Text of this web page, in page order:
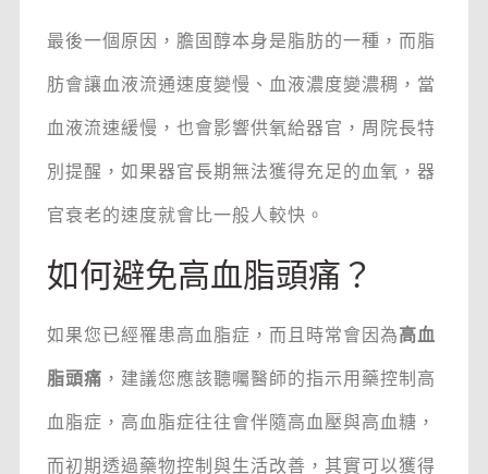
最後一個原因，膽固醇本身是脂肪的一種，而脂
肪會讓血液流通速度變慢、血液濃度變濃稠，當
血液流速緩慢，也會影響供氧給器官，周院長特
別提醒，如果器官長期無法獲得充足的血氧，器
官衰老的速度就會比一般人較快。
如何避免高血脂頭痛？
如果您已經罹患高血脂症，而且時常會因為高血
脂頭痛 ，建議您應該聽囑醫師的指示用藥控制高
血脂症，高血脂症往往會伴隨高血壓與高血糖，
而初期透過藥物控制與生活改善，其實可以獲得